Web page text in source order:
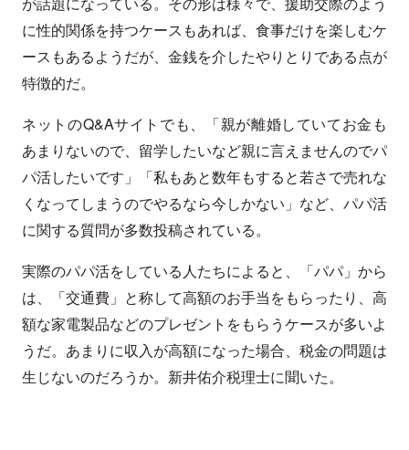
に性的関係を持つケースもあれば、食事だけを楽しむケ
ースもあるようだが、金銭を介したやりとりである点が
特徴的だ。
ネットのQ&Aサイトでも、「親が離婚していてお金も
あまりないので、留学したいなど親に言えませんのでパ
パ活したいです」「私もあと数年もすると若さで売れな
くなってしまうのでやるなら今しかない」など、パパ活
に関する質問が多数投稿されている。
実際のパパ活をしている人たちによると、「パパ」から
は、「交通費」と称して高額のお手当をもらったり、高
額な家電製品などのプレゼントをもらうケースが多いよ
うだ。あまりに収入が高額になった場合、税金の問題は
生じないのだろうか。新井佑介税理士に聞いた。